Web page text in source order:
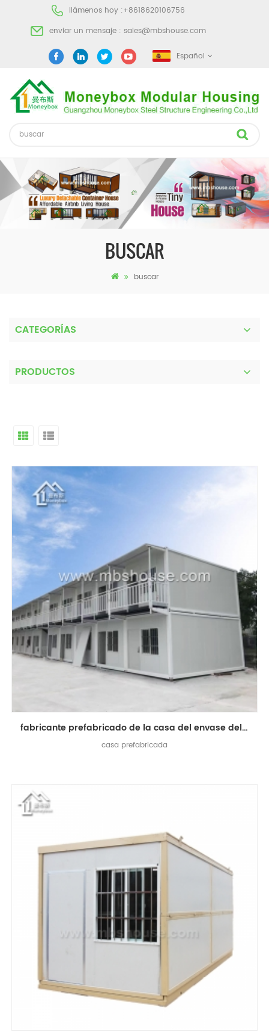
llámenos hoy :+8618620106756
enviar un mensaje : sales@mbshouse.com
Español
BUSCAR
buscar
CATEGORÍAS
PRODUCTOS
fabricante prefabricado de la casa del envase del diseño de la casa del envase
casa prefabricada